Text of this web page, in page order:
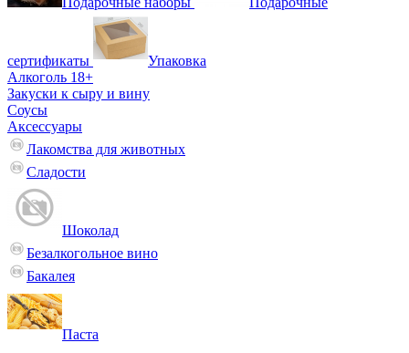
сертификаты
Упаковка
Алкоголь 18+
Закуски к сыру и вину
Соусы
Аксессуары
Лакомства для животных
Сладости
Шоколад
Безалкогольное вино
Бакалея
Паста